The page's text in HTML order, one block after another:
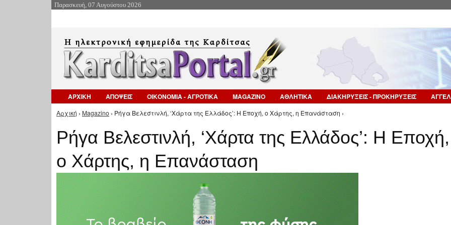
Παρασκευή, 07 Αυγούστου 2026
ΑΡΧΙΚΗ ΑΠΟΨΕΙΣ ΟΙΚΟΝΟΜΙΑ - ΑΓΡΟΤΙΚΑ MAGAZINO ΑΘΛΗΤΙΚΑ ΔΙΑΚΗΡΥΞΕΙΣ - ΠΡΟΚΗΡΥΞΕΙΣ
Είστε εδώ
Αρχική › Magazino › Ρήγα Βελεστινλή, ‘Χάρτα της Ελλάδος’: Η Εποχή, ο Χάρτης, η Επανάσταση ›
Ρήγα Βελεστινλή, ‘Χάρτα της Ελλάδος’: Η Εποχή,
ο Χάρτης, η Επανάσταση